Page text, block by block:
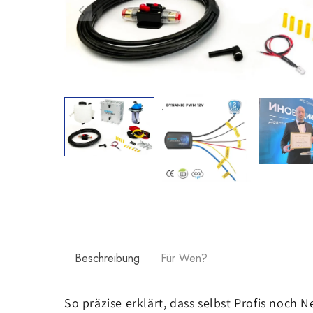
Beschreibung Für Wen?
So präzise erklärt, dass selbst Profis noch